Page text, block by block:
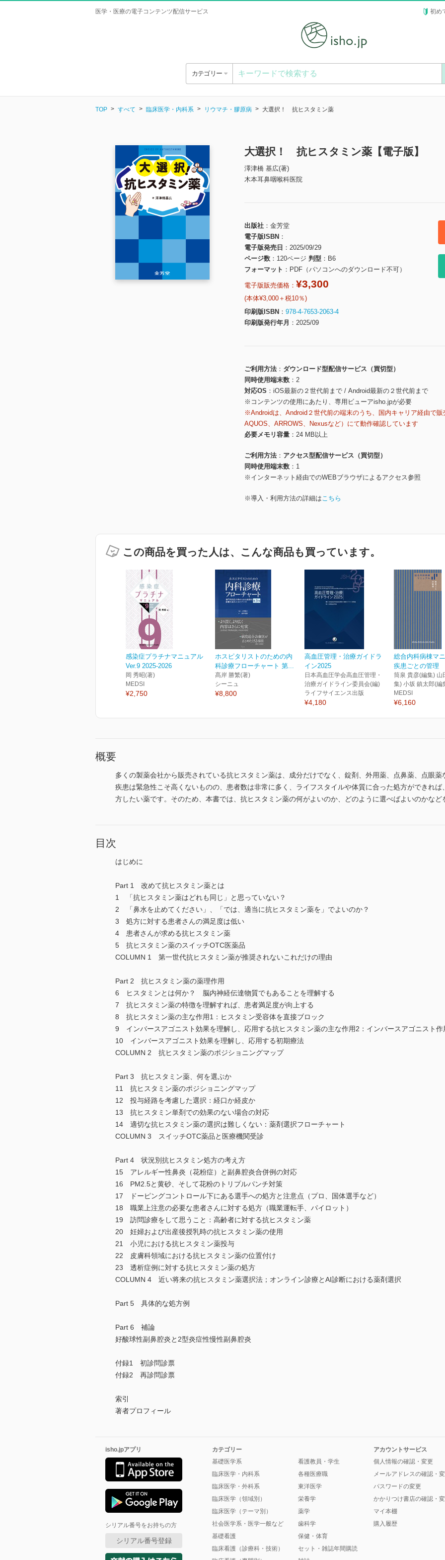
医学・医療の電子コンテンツ配信サービス 初め
カテゴリー
TOP すべて 臨床医学・内科系 リウマチ・膠原病 大選択！ 抗ヒスタミン薬
大選択！ 抗ヒスタミン薬【電子版】
澤津橋 基広(著)
木本耳鼻咽喉科医院
出版社
金芳堂
電子版ISBN
電子版発売日
2025/09/29
ページ数
120ページ 判型
B6
フォーマット
PDF（パソコンへのダウンロード不可）
電子版販売価格： ¥3,300
(本体¥3,000＋税10％)
印刷版ISBN
978-4-7653-2063-4
印刷版発行年月
2025/09
ご利用方法
ダウンロード型配信サービス（買切型）
同時使用端末数
2
対応OS
iOS最新の２世代前まで / Android最新の２世代前まで
※コンテンツの使用にあたり、専用ビューアisho.jpが必要
※Androidは、Android２世代前の端末のうち、国内キャリア経由で
AQUOS、ARROWS、Nexusなど）にて動作確認しています
必要メモリ容量
24 MB以上
ご利用方法
アクセス型配信サービス（買切型）
同時使用端末数
1
※インターネット経由でのWEBブラウザによるアクセス参照
※導入・利用方法の詳細はこちら
この商品を買った人は、こんな商品も買っています。
感染症プラチナマニュアル
Ver.9 2025-2026
岡 秀昭(著)
MEDSI
¥2,750
ホスピタリストのための内
科診療フローチャート 第...
髙岸 勝繁(著)
シーニュ
¥8,800
高血圧管理・治療ガイドラ
イン2025
日本高血圧学会高血圧管理・
治療ガイドライン委員会(編)
ライフサイエンス出版
¥4,180
総合内科病棟マ
疾患ごとの管理
筒泉 貴彦(編集) 山
集) 小坂 鎮太郎(編
MEDSI
¥6,160
概要
多くの製薬会社から販売されている抗ヒスタミン薬は、成分だけでなく、錠剤、外用薬、点鼻薬、点眼
疾患は緊急性こそ高くないものの、患者数は非常に多く、ライフスタイルや体質に合った処方ができれ
方したい薬です。そのため、本書では、抗ヒスタミン薬の何がよいのか、どのように選べばよいのかな
目次
はじめに
Part 1 改めて抗ヒスタミン薬とは
1 「抗ヒスタミン薬はどれも同じ」と思っていない？
2 「鼻水を止めてください」、「では、適当に抗ヒスタミン薬を」でよいのか？
3 処方に対する患者さんの満足度は低い
4 患者さんが求める抗ヒスタミン薬
5 抗ヒスタミン薬のスイッチOTC医薬品
COLUMN 1 第一世代抗ヒスタミン薬が推奨されないこれだけの理由
Part 2 抗ヒスタミン薬の薬理作用
6 ヒスタミンとは何か？ 脳内神経伝達物質でもあることを理解する
7 抗ヒスタミン薬の特徴を理解すれば、患者満足度が向上する
8 抗ヒスタミン薬の主な作用1：ヒスタミン受容体を直接ブロック
9 インバースアゴニスト効果を理解し、応用する抗ヒスタミン薬の主な作用2：インバースアゴニスト作
10 インバースアゴニスト効果を理解し、応用する初期療法
COLUMN 2 抗ヒスタミン薬のポジショニングマップ
Part 3 抗ヒスタミン薬、何を選ぶか
11 抗ヒスタミン薬のポジショニングマップ
12 投与経路を考慮した選択：経口か経皮か
13 抗ヒスタミン単剤での効果のない場合の対応
14 適切な抗ヒスタミン薬の選択は難しくない：薬剤選択フローチャート
COLUMN 3 スイッチOTC薬品と医療機関受診
Part 4 状況別抗ヒスタミン処方の考え方
15 アレルギー性鼻炎（花粉症）と副鼻腔炎合併例の対応
16 PM2.5と黄砂、そして花粉のトリプルパンチ対策
17 ドーピングコントロール下にある選手への処方と注意点（プロ、国体選手など）
18 職業上注意の必要な患者さんに対する処方（職業運転手、パイロット）
19 訪問診療をして思うこと：高齢者に対する抗ヒスタミン薬
20 妊婦および出産後授乳時の抗ヒスタミン薬の使用
21 小児における抗ヒスタミン薬投与
22 皮膚科領域における抗ヒスタミン薬の位置付け
23 透析症例に対する抗ヒスタミン薬の処方
COLUMN 4 近い将来の抗ヒスタミン薬選択法；オンライン診療とAI診断における薬剤選択
Part 5 具体的な処方例
Part 6 補論
好酸球性副鼻腔炎と2型炎症性慢性副鼻腔炎
付録1 初診問診票
付録2 再診問診票
索引
著者プロフィール
isho.jpアプリ
シリアル番号をお持ちの方
シリアル番号登録
カテゴリー
基礎医学系
臨床医学・内科系
臨床医学・外科系
臨床医学（領域別）
臨床医学（テーマ別）
社会医学系・医学一般など
基礎看護
臨床看護（診療科・技術）
看護教員・学生
各種医療職
東洋医学
栄養学
薬学
歯科学
保健・体育
セット・雑誌年間購読
アカウントサービス
個人情報の確認・変更
メールアドレスの確認・
パスワードの変更
かかりつけ書店の確認・
マイ本棚
購入履歴